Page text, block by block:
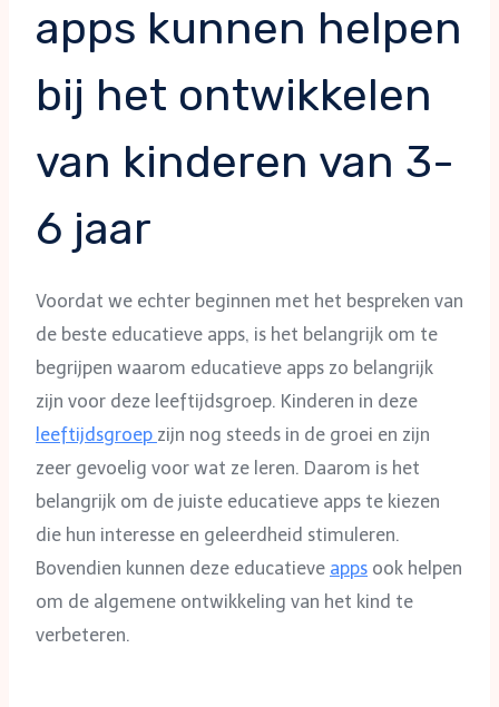
apps kunnen helpen
bij het ontwikkelen
van kinderen van 3-
6 jaar
Voordat we echter beginnen met het bespreken van
de beste educatieve apps, is het belangrijk om te
begrijpen waarom educatieve apps zo belangrijk
zijn voor deze leeftijdsgroep. Kinderen in deze
leeftijdsgroep zijn nog steeds in de groei en zijn
zeer gevoelig voor wat ze leren. Daarom is het
belangrijk om de juiste educatieve apps te kiezen
die hun interesse en geleerdheid stimuleren.
Bovendien kunnen deze educatieve apps ook helpen
om de algemene ontwikkeling van het kind te
verbeteren.